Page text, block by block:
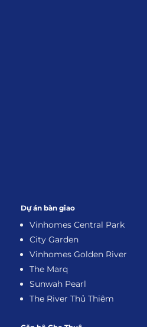
Dự án bàn giao
Vinhomes Central Park
City Garden
Vinhomes Golden River
The Marq
Sunwah Pearl
The River Thủ Thiêm